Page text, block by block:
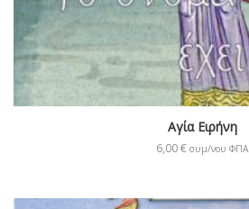
Αγία Ειρήνη
6,00€ συμ/νου ΦΠΑ